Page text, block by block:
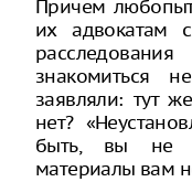
Причем
их адвокатам
знакомиться
заявляли: тут
нет?
быть, вы не
материалы вам